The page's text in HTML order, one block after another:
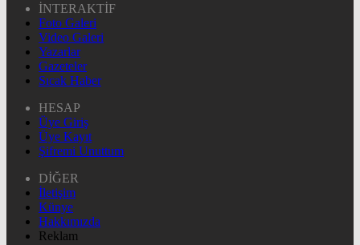
İNTERAKTİF
Foto Galeri
Video Galeri
Yazarlar
Gazeteler
Sıcak Haber
HESAP
Üye Giriş
Üye Kayıt
Şifremi Unuttum
DİĞER
İletişim
Künye
Hakkımızda
Reklam